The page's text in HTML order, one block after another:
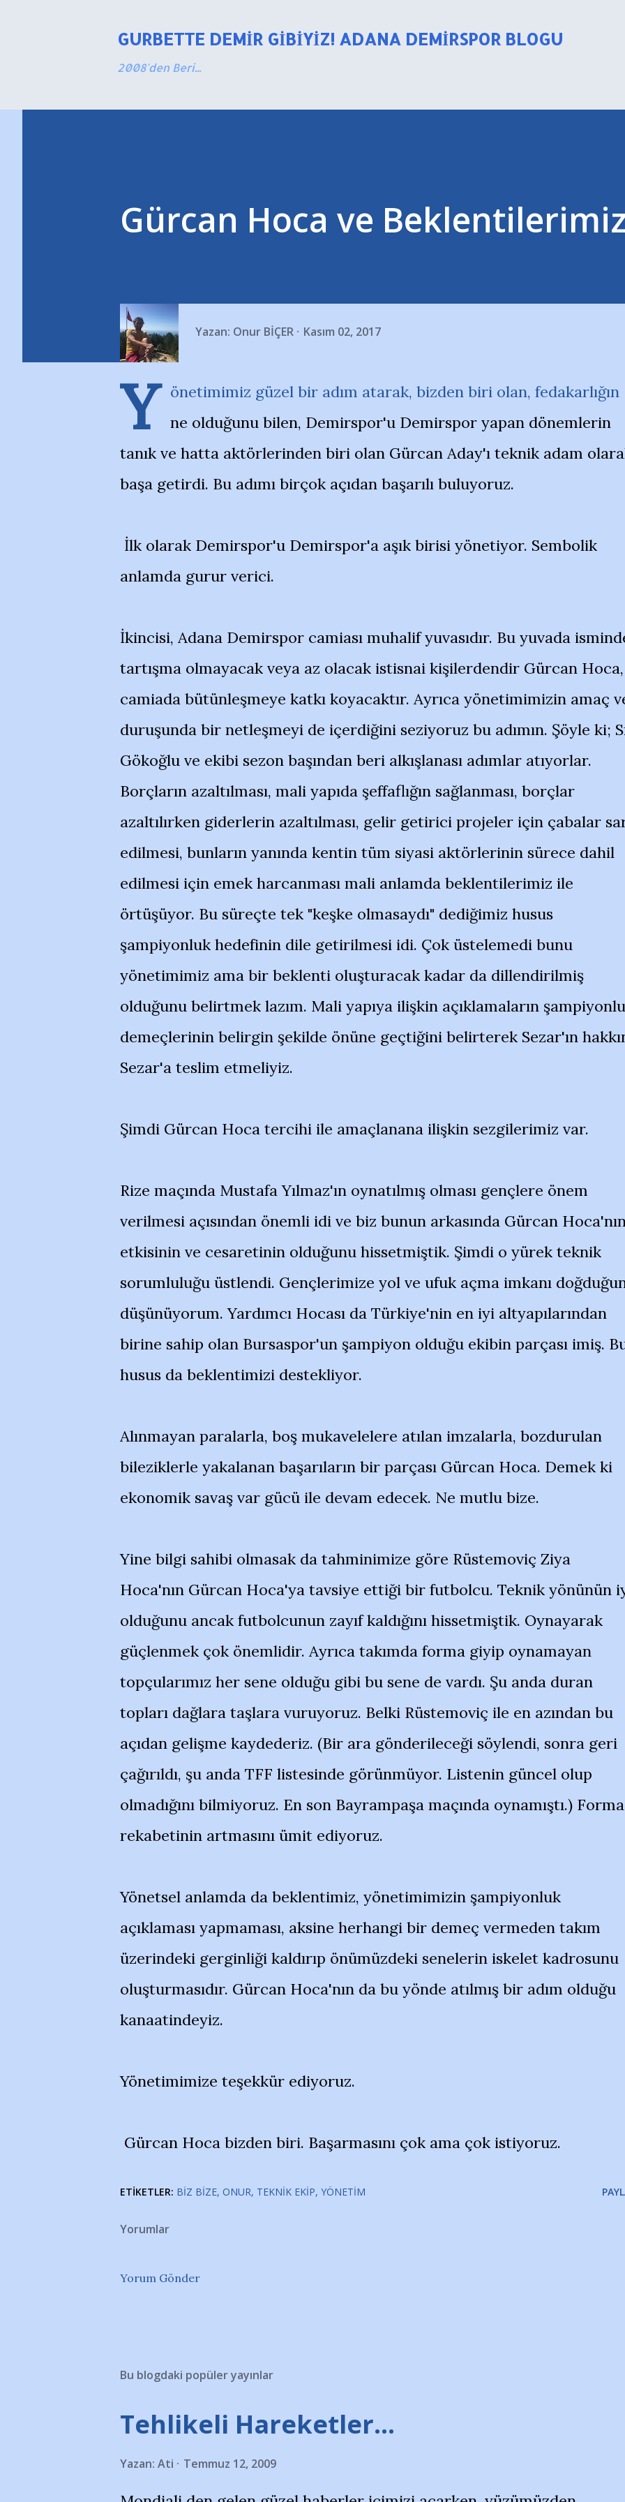
GURBETTE DEMIR GIBIYIZ! ADANA DEMIRSPOR BLOGU
2008'den Beri...
Gürcan Hoca ve
Yazan: Onur BİÇER Kasım 02, 2017
Y
önetimimiz güzel bir adım atarak, bizden biri olan, fedakarlığın
ne olduğunu bilen, Demirspor'u Demirspor yapan dönemlerin
tanık ve hatta aktörlerinden biri olan Gürcan Aday'ı teknik adam
başa getirdi. Bu adımı birçok açıdan başarılı buluyoruz.
İlk olarak Demirspor'u Demirspor'a aşık birisi yönetiyor. Sembolik
anlamda gurur verici.
İkincisi, Adana Demirspor camiası muhalif yuvasıdır. Bu yuvada
tartışma olmayacak veya az olacak istisnai kişilerdendir Gürcan Hoca,
camiada bütünleşmeye katkı koyacaktır. Ayrıca yönetimimizin amaç
duruşunda bir netleşmeyi de içerdiğini seziyoruz bu adımın. Şöyle ki;
Gökoğlu ve ekibi sezon başından beri alkışlanası adımlar atıyorlar.
Borçların azaltılması, mali yapıda şeffaflığın sağlanması, borçlar
azaltılırken giderlerin azaltılması, gelir getirici projeler için çabalar
edilmesi, bunların yanında kentin tüm siyasi aktörlerinin sürece dahil
edilmesi için emek harcanması mali anlamda beklentilerimiz ile
örtüşüyor. Bu süreçte tek "keşke olmasaydı" dediğimiz husus
şampiyonluk hedefinin dile getirilmesi idi. Çok üstelemedi bunu
yönetimimiz ama bir beklenti oluşturacak kadar da dillendirilmiş
olduğunu belirtmek lazım. Mali yapıya ilişkin açıklamaların
demeçlerinin belirgin şekilde önüne geçtiğini belirterek Sezar'ın
Sezar'a teslim etmeliyiz.
Şimdi Gürcan Hoca tercihi ile amaçlanana ilişkin sezgilerimiz var.
Rize maçında Mustafa Yılmaz'ın oynatılmış olması gençlere önem
verilmesi açısından önemli idi ve biz bunun arkasında Gürcan
etkisinin ve cesaretinin olduğunu hissetmiştik. Şimdi o yürek teknik
sorumluluğu üstlendi. Gençlerimize yol ve ufuk açma imkanı
düşünüyorum. Yardımcı Hocası da Türkiye'nin en iyi altyapılarından
birine sahip olan Bursaspor'un şampiyon olduğu ekibin parçası imiş.
husus da beklentimizi destekliyor.
Alınmayan paralarla, boş mukavelelere atılan imzalarla, bozdurulan
bileziklerle yakalanan başarıların bir parçası Gürcan Hoca. Demek ki
ekonomik savaş var gücü ile devam edecek. Ne mutlu bize.
Yine bilgi sahibi olmasak da tahminimize göre Rüstemoviç Ziya
Hoca'nın Gürcan Hoca'ya tavsiye ettiği bir futbolcu. Teknik yönünün
olduğunu ancak futbolcunun zayıf kaldığını hissetmiştik. Oynayarak
güçlenmek çok önemlidir. Ayrıca takımda forma giyip oynamayan
topçularımız her sene olduğu gibi bu sene de vardı. Şu anda duran
topları dağlara taşlara vuruyoruz. Belki Rüstemoviç ile en azından bu
açıdan gelişme kaydederiz. (Bir ara gönderileceği söylendi, sonra geri
çağırıldı, şu anda TFF listesinde görünmüyor. Listenin güncel olup
olmadığını bilmiyoruz. En son Bayrampaşa maçında oynamıştı.) Forma
rekabetinin artmasını ümit ediyoruz.
Yönetsel anlamda da beklentimiz, yönetimimizin şampiyonluk
açıklaması yapmaması, aksine herhangi bir demeç vermeden takım
üzerindeki gerginliği kaldırıp önümüzdeki senelerin iskelet kadrosunu
oluşturmasıdır. Gürcan Hoca'nın da bu yönde atılmış bir adım olduğu
kanaatindeyiz.
Yönetimimize teşekkür ediyoruz.
Gürcan Hoca bizden biri. Başarmasını çok ama çok istiyoruz.
ETIKETLER: BIZ BIZE ONUR TEKNIK EKIP YÖNETIM
Yorumlar
Yorum Gönder
Bu blogdaki popüler yayınlar
Tehlikeli Hareketler...
Yazan: Ati Temmuz 12, 2009